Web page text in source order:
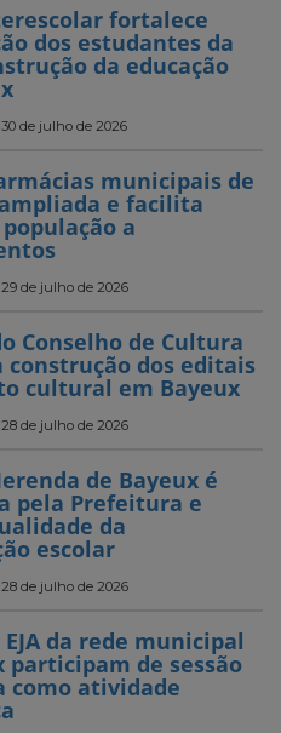
fortalece
dos estudantes da
da educação
de julho de 2026
municipais de
e facilita
a
de julho de 2026
Conselho de Cultura
construção dos editais
cultural em Bayeux
de julho de 2026
de Bayeux é
pela Prefeitura e
da
escolar
de julho de 2026
da rede municipal
participam de sessão
como atividade